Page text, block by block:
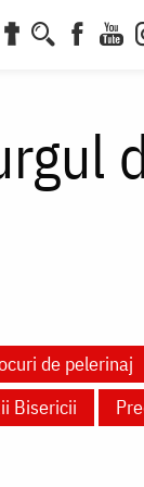
de pelerinaj
Bisericii